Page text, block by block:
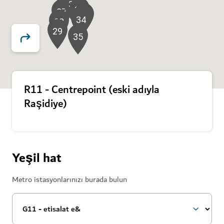
26
27
28
29
30
31
32
33
34
35
R11 - Centrepoint (eski adıyla
Raşidiye)
Yeşil hat
Metro istasyonlarınızı burada bulun